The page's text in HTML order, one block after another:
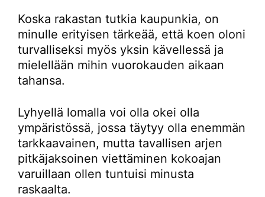
Koska rakastan tutkia kaupunkia, on
minulle erityisen tärkeää, että koen oloni
turvalliseksi myös yksin kävellessä ja
mielellään mihin vuorokauden aikaan
tahansa.
Lyhyellä lomalla voi olla okei olla
ympäristössä, jossa täytyy olla enemmän
tarkkaavainen, mutta tavallisen arjen
pitkäjaksoinen viettäminen kokoajan
varuillaan ollen tuntuisi minusta
raskaalta.